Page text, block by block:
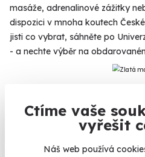
Ctíme vaše
vyřešit
Náš web používá
masáže, adrenalinové zážitky
dispozici v mnoha koutech
jisti co vybrat, sáhněte po
- a nechte výběr na
Na
96%